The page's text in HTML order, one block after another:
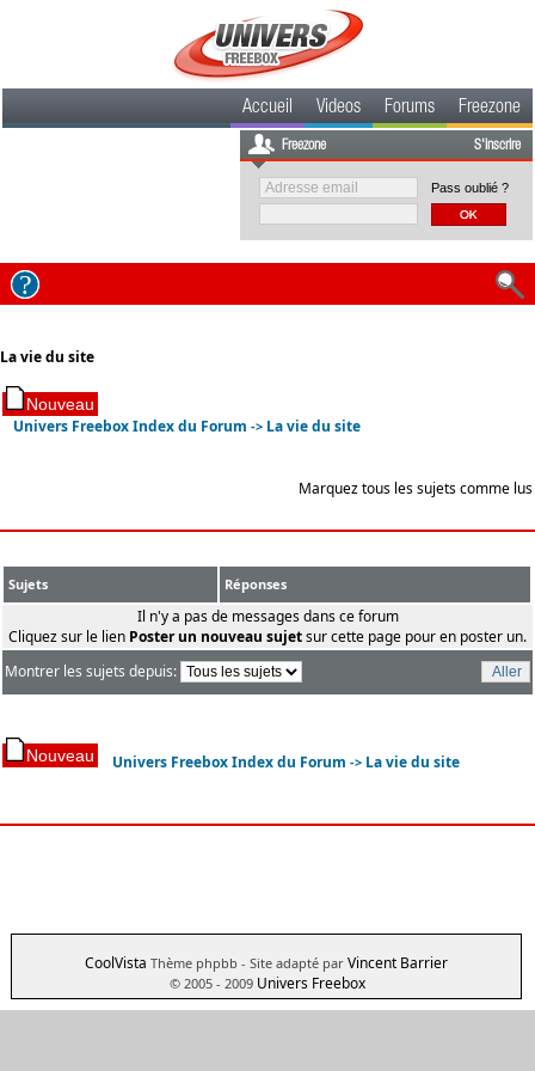
Accueil Videos Forums Freezone
Freezone S'inscrire
Pass oublié ?
La vie du site
Univers Freebox Index du Forum -> La vie du site
Marquez tous les sujets comme lus
Sujets Réponses
Il n'y a pas de messages dans ce forum
Cliquez sur le lien Poster un nouveau sujetsur cette page pour en poster un.
Montrer les sujets depuis:
Univers Freebox Index du Forum -> La vie du site
CoolVista Thème phpbb - Site adapté par Vincent Barrier
© 2005 - 2009 Univers Freebox